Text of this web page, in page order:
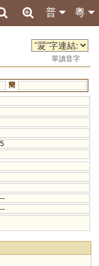
粵
普
單讀音字
簡
--
--